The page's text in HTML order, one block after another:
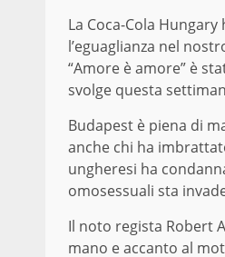
La Coca-Cola
l’eguaglianza nel
“Amore è amore” è
svolge questa
Budapest è piena di
anche chi ha
ungheresi ha
omosessuali sta
Il noto regista Robert
mano e accanto al